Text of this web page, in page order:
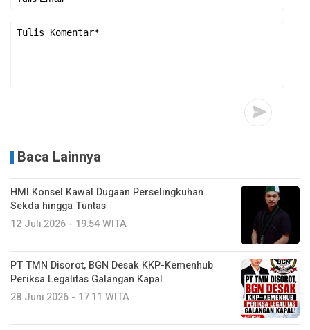
Baca Lainnya
HMI Konsel Kawal Dugaan Perselingkuhan
Sekda hingga Tuntas
12 Juli 2026 - 19:54 WITA
PT TMN Disorot, BGN Desak KKP-Kemenhub
Periksa Legalitas Galangan Kapal
28 Juni 2026 - 17:11 WITA